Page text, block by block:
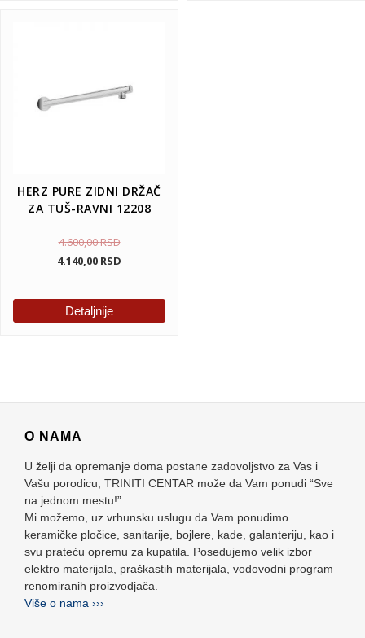
HERZ PURE ZIDNI DRŽAČ
ZA TUŠ-RAVNI 12208
4.600,00RSD
4.140,00 RSD
Detaljnije
O NAMA
U želji da opremanje doma postane zadovoljstvo za Vas i
Vašu porodicu, TRINITI CENTAR može da Vam ponudi “Sve
na jednom mestu!”
Mi možemo, uz vrhunsku uslugu da Vam ponudimo
keramičke pločice, sanitarije, bojlere, kade, galanteriju, kao i
svu prateću opremu za kupatila. Posedujemo velik izbor
elektro materijala, praškastih materijala, vodovodni program
renomiranih proizvodjača.
Više o nama ›››